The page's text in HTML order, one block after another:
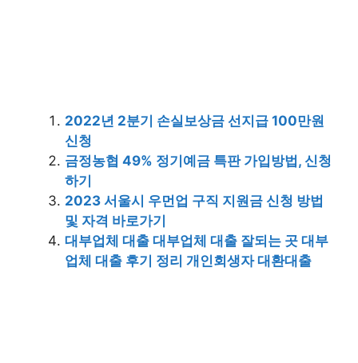
2022년 2분기 손실보상금 선지급 100만원
신청
금정농협 49% 정기예금 특판 가입방법, 신청
하기
2023 서울시 우먼업 구직 지원금 신청 방법
및 자격 바로가기
대부업체 대출 대부업체 대출 잘되는 곳 대부
업체 대출 후기 정리 개인회생자 대환대출